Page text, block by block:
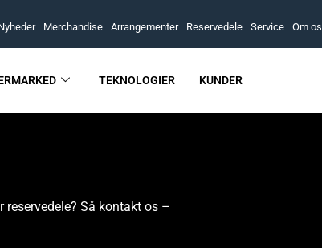
Merchandise Arrangementer Reservedele Service Om os
TEKNOLOGIER KUNDER
reservedele? Så kontakt os –